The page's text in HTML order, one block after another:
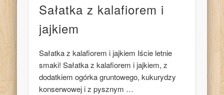
Sałatka z kalafiorem i
jajkiem
Sałatka z kalafiorem i jajkiem Iście letnie
smaki! Sałatka z kalafiorem i jajkiem, z
dodatkiem ogórka gruntowego, kukurydzy
konserwowej i z pysznym …